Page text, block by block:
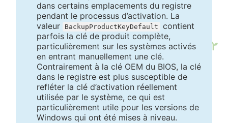
dans certains emplacements du registre
pendant le processus d’activation. La
valeur BackupProductKeyDefault
contient
parfois la clé de produit complète,
particulièrement sur les systèmes activés
en entrant manuellement une clé.
Contrairement à la clé OEM du BIOS, la clé
dans le registre est plus susceptible de
refléter la clé d’activation réellement
utilisée par le système, ce qui est
particulièrement utile pour les versions de
Windows qui ont été mises à niveau.